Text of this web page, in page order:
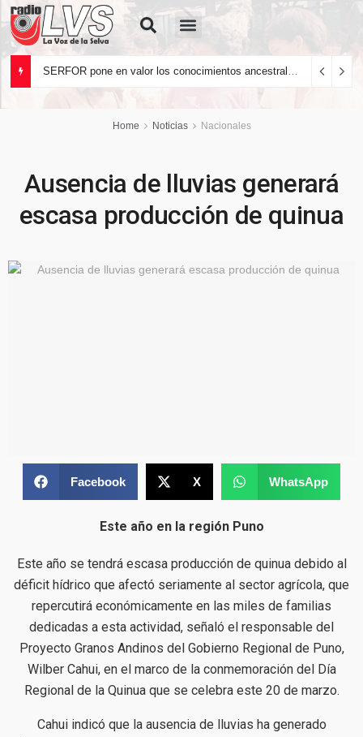
Home Noticias Nacionales
Ausencia de lluvias generará
escasa producción de quinua
Facebook X WhatsApp
Este año en la región Puno
Este año se tendrá escasa producción de quinua debido al
déficit hídrico que afectó seriamente al sector agrícola, que
repercutirá económicamente en las miles de familias
dedicadas a esta actividad, señaló el responsable del
Proyecto Granos Andinos del Gobierno Regional de Puno,
Wilber Cahui, en el marco de la conmemoración del Día
Regional de la Quinua que se celebra este 20 de marzo.
Cahui indicó que la ausencia de lluvias ha generado